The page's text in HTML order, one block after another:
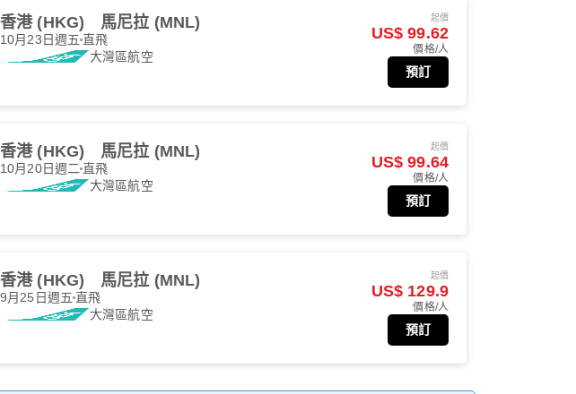
香港 (HKG) 馬尼拉 (MNL)
10月23日週五 直飛
大灣區航空
起價
US$ 99.62
價格/人
預訂
香港 (HKG) 馬尼拉 (MNL)
10月20日週二 直飛
大灣區航空
起價
US$ 99.64
價格/人
預訂
香港 (HKG) 馬尼拉 (MNL)
9月25日週五 直飛
大灣區航空
起價
US$ 129.9
價格/人
預訂